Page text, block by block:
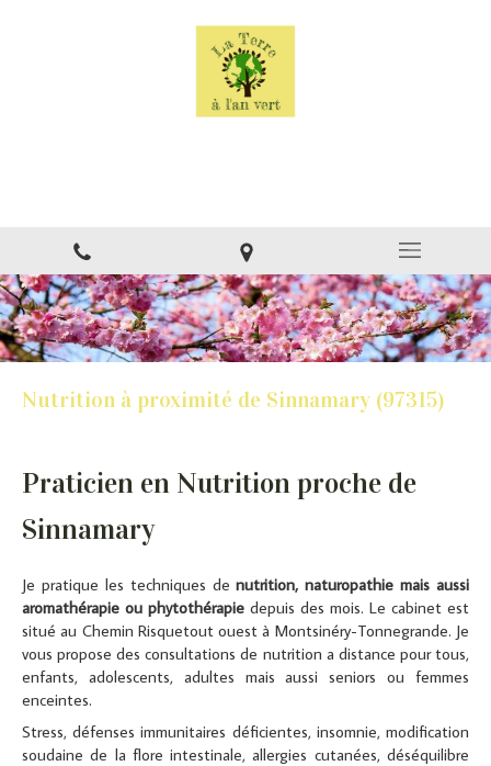
Nutrition à proximité de Sinnamary (97315)
Praticien en Nutrition proche de
Sinnamary
Je pratique les techniques denutrition, naturopathie mais aussi
aromathérapie ou phytothérapie depuis des mois. Le cabinet est
situé au Chemin Risquetout ouest à Montsinéry-Tonnegrande. Je
vous propose des consultations de nutrition a distance pour tous,
enfants, adolescents, adultes mais aussi seniors ou femmes
enceintes.
Stress, défenses immunitaires déficientes, insomnie, modification
soudaine de la flore intestinale, allergies cutanées, déséquilibre